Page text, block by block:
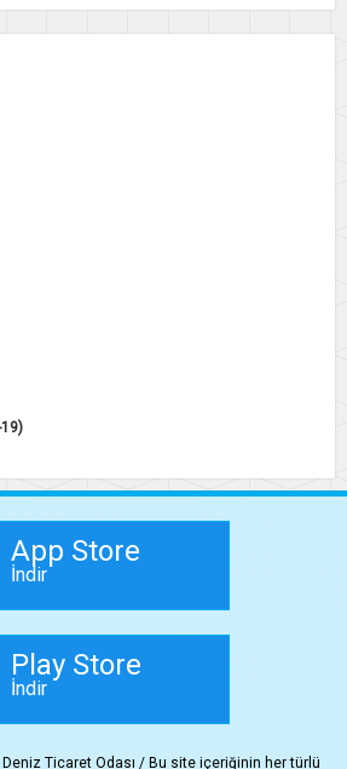
App Store
İndir
Play Store
İndir
Ticaret Odası / Bu site içeriğinin her türlü